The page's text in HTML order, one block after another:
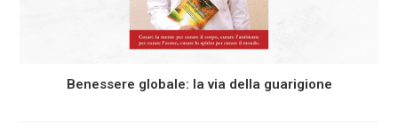
Benessere globale: la via della guarigione